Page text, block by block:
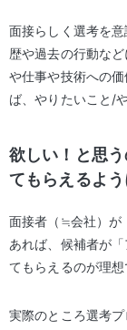
面接らしく選考を
歴や過去の行動な
や仕事や技術への
ば、やりたいこと/
欲しい！と思
てもらえるよう
面接者（≒会社）が
あれば、候補者が
てもらえるのが理想
実際のところ選考